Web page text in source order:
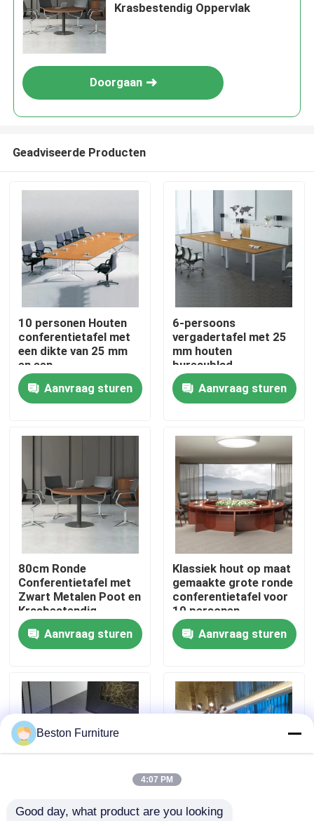
Over ons
Kwaliteitscontrole
Neem contact met ons op
Nieuws
Gevallen
Bureau Werkstation Bureaus
Krasbestendig Oppervlak
Doorgaan
Geadviseerde Producten
10 personen Houten
conferentietafel met
een dikte van 25 mm
en een
krabbenbestendig
oppervlak voor
vergaderingen in de
Aanvraag sturen
6-persoons
vergadertafel met 25
mm houten
bureaublad,
krasbestendige
afwerking en
aanpasbare kleuren
Aanvraag sturen
80cm Ronde
Conferentietafel met
Zwart Metalen Poot en
Krasbestendig
Oppervlak
Aanvraag sturen
Klassiek hout op maat
gemaakte grote ronde
conferentietafel voor
10 personen
Aanvraag sturen
2.4M Houten Kantorenmeubelen
Beston Furniture
4:07 PM
Good day, what product are you looking